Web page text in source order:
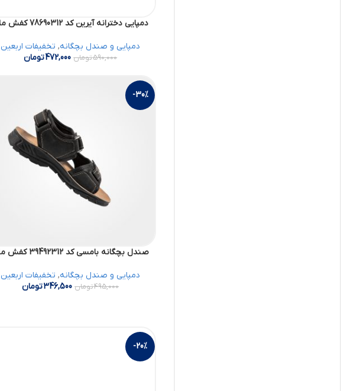
دمپایی دخترانه آیرین کد 78690312 کفش ملی
دمپایی و صندل بچگانه, تخفیفات اربعین
590,000تومان 472,000تومان
-30%
صندل بچگانه بامسی کد 39492312 کفش ملی
دمپایی و صندل بچگانه, تخفیفات اربعین
495,000تومان 346,500تومان
-20%